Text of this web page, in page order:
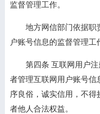
监督管理工作。
地方网信部门依据职
户账号信息的监督管理工
第四条 互联网用户
者管理互联网用户账号信
序良俗，诚实信用，不
者他人合法权益。